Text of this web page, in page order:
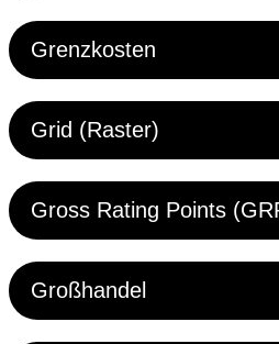
Grenzkosten
Grid (Raster)
Gross Rating Points
Großhandel